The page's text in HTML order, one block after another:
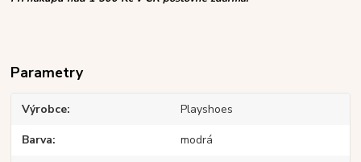
Parametry
Výrobce Playshoes
Barva modrá